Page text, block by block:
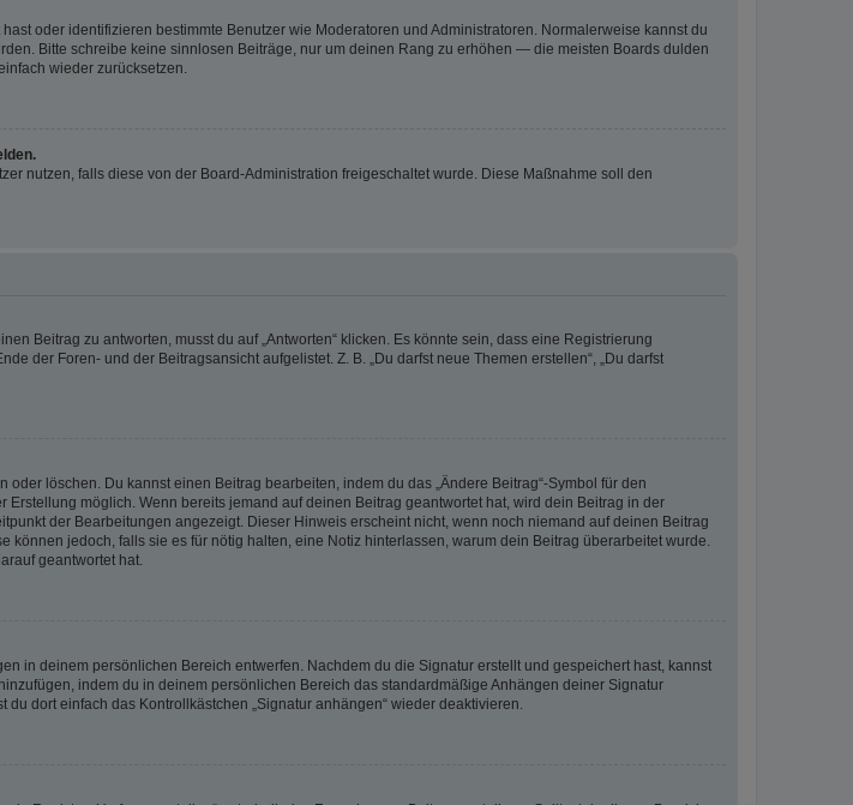
oder identifizieren bestimmte Benutzer wie Moderatoren und Administratoren. Normalerweise kannst du
Bitte schreibe keine sinnlosen Beiträge, nur um deinen Rang zu erhöhen — die meisten Boards dulden
wieder zurücksetzen.
nutzen, falls diese von der Board-Administration freigeschaltet wurde. Diese Maßnahme soll den
Beitrag zu antworten, musst du auf „Antworten“ klicken. Es könnte sein, dass eine Registrierung
der Foren- und der Beitragsansicht aufgelistet. Z. B. „Du darfst neue Themen erstellen“, „Du darfst
löschen. Du kannst einen Beitrag bearbeiten, indem du das „Ändere Beitrag“-Symbol für den
möglich. Wenn bereits jemand auf deinen Beitrag geantwortet hat, wird dein Beitrag in der
der Bearbeitungen angezeigt. Dieser Hinweis erscheint nicht, wenn noch niemand auf deinen Beitrag
jedoch, falls sie es für nötig halten, eine Notiz hinterlassen, warum dein Beitrag überarbeitet wurde.
geantwortet hat.
in deinem persönlichen Bereich entwerfen. Nachdem du die Signatur erstellt und gespeichert hast, kannst
indem du in deinem persönlichen Bereich das standardmäßige Anhängen deiner Signatur
dort einfach das Kontrollkästchen „Signatur anhängen“ wieder deaktivieren.